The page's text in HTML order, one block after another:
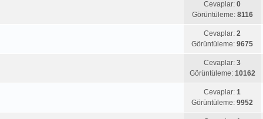
Cevaplar:0
Görüntüleme: 8116
Cevaplar:2
Görüntüleme:9675
Cevaplar:3
Görüntüleme: 10162
Cevaplar:1
Görüntüleme:9952